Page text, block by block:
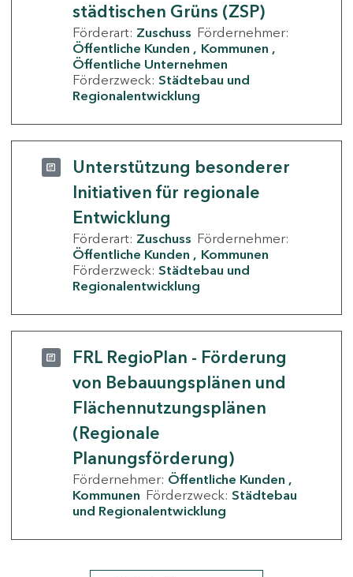
städtischen Grüns (ZSP)
Förderart: Zuschuss Fördernehmer:
Öffentliche Kunden
Kommunen
Öffentliche Unternehmen
Förderzweck: Städtebau und
Regionalentwicklung
Unterstützung besonderer
Initiativen für regionale
Entwicklung
Förderart: Zuschuss Fördernehmer:
Öffentliche Kunden
Kommunen
Förderzweck: Städtebau und
Regionalentwicklung
FRL RegioPlan - Förderung
von Bebauungsplänen und
Flächennutzungsplänen
(Regionale
Planungsförderung)
Fördernehmer: Öffentliche Kunden
Kommunen Förderzweck: Städtebau
und Regionalentwicklung